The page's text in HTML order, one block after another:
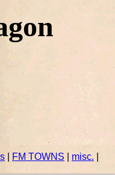
FM TOWNS| misc.